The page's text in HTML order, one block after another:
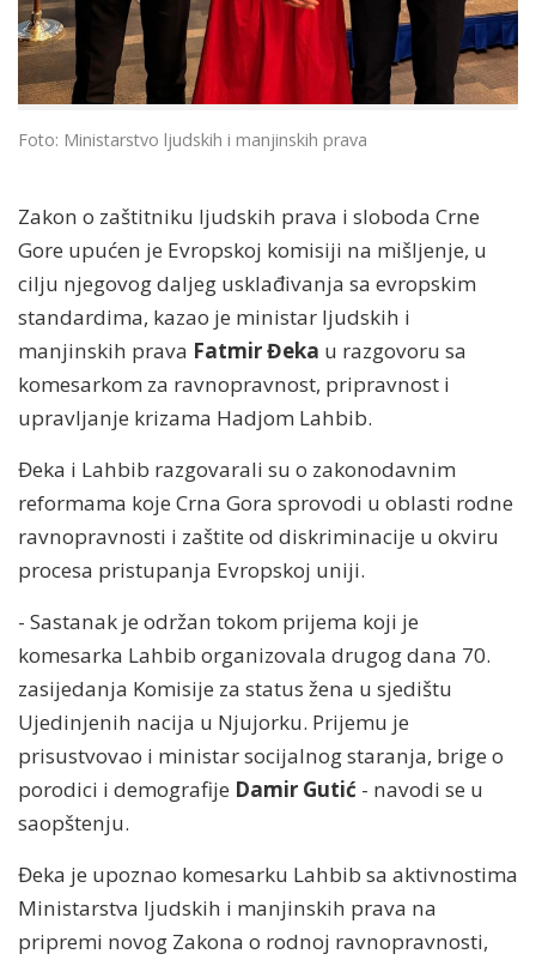
Foto: Ministarstvo ljudskih i manjinskih prava
Zakon o zaštitniku ljudskih prava i sloboda Crne
Gore upućen je Evropskoj komisiji na mišljenje, u
cilju njegovog daljeg usklađivanja sa evropskim
standardima, kazao je ministar ljudskih i
manjinskih prava Fatmir Đeka u razgovoru sa
komesarkom za ravnopravnost, pripravnost i
upravljanje krizama Hadjom Lahbib.
Đeka i Lahbib razgovarali su o zakonodavnim
reformama koje Crna Gora sprovodi u oblasti rodne
ravnopravnosti i zaštite od diskriminacije u okviru
procesa pristupanja Evropskoj uniji.
- Sastanak je održan tokom prijema koji je
komesarka Lahbib organizovala drugog dana 70.
zasijedanja Komisije za status žena u sjedištu
Ujedinjenih nacija u Njujorku. Prijemu je
prisustvovao i ministar socijalnog staranja, brige o
porodici i demografije Damir Gutić - navodi se u
saopštenju.
Đeka je upoznao komesarku Lahbib sa aktivnostima
Ministarstva ljudskih i manjinskih prava na
pripremi novog Zakona o rodnoj ravnopravnosti,